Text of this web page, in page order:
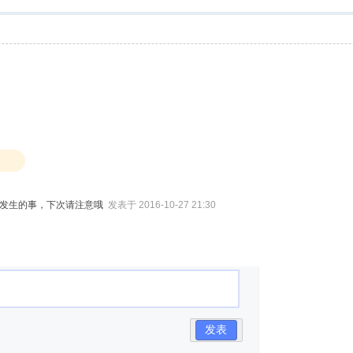
生的事，下次请注意哦发表于 2016-10-27 21:30
发表